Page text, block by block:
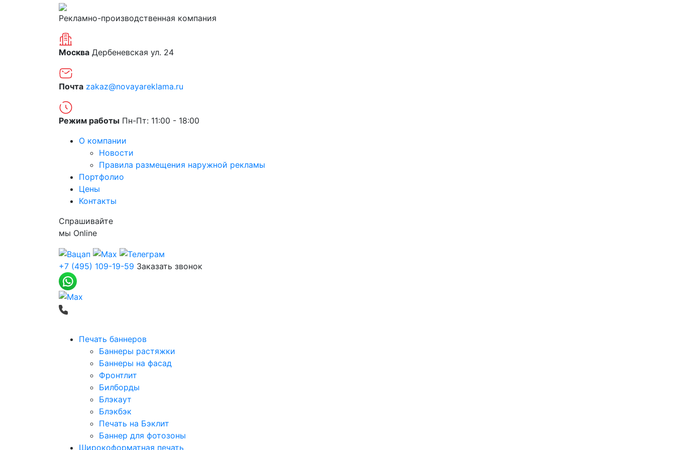
Рекламно-производственная компания
Москва Дербеневская ул. 24
Почта zakaz@novayareklama.ru
Режим работы Пн-Пт: 11:00 - 18:00
О компании
Новости
Правила размещения наружной рекламы
Портфолио
Цены
Контакты
Спрашивайте
мы Online
+7 (495) 109-19-59 Заказать звонок
Печать баннеров
Баннеры растяжки
Баннеры на фасад
Фронтлит
Билборды
Блэкаут
Блэкбэк
Печать на Бэклит
Баннер для фотозоны
Широкоформатная печать